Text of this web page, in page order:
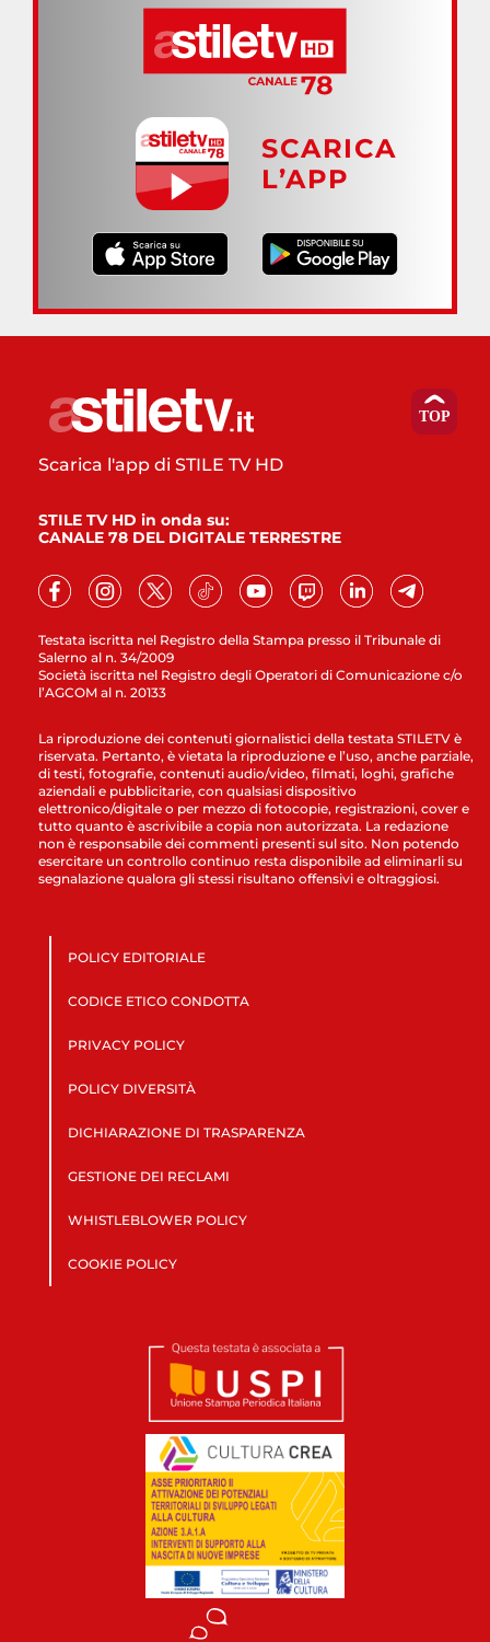
SCARICA
L’APP
Testata iscritta nel Registro della Stampa presso il Tribunale di
Salerno al n. 34/2009
Società iscritta nel Registro degli Operatori di Comunicazione c/o
l’AGCOM al n. 20133
Scarica l'app di STILE TV HD
STILE TV HD in onda su:
CANALE 78 DEL DIGITALE TERRESTRE
La riproduzione dei contenuti giornalistici della testata STILETV è
riservata. Pertanto, è vietata la riproduzione e l’uso, anche parziale,
di testi, fotografie, contenuti audio/video, filmati, loghi, grafiche
aziendali e pubblicitarie, con qualsiasi dispositivo
elettronico/digitale o per mezzo di fotocopie, registrazioni, cover e
tutto quanto è ascrivibile a copia non autorizzata. La redazione
non è responsabile dei commenti presenti sul sito. Non potendo
esercitare un controllo continuo resta disponibile ad eliminarli su
segnalazione qualora gli stessi risultano offensivi e oltraggiosi.
POLICY EDITORIALE
CODICE ETICO CONDOTTA
PRIVACY POLICY
POLICY DIVERSITÀ
DICHIARAZIONE DI TRASPARENZA
GESTIONE DEI RECLAMI
WHISTLEBLOWER POLICY
COOKIE POLICY